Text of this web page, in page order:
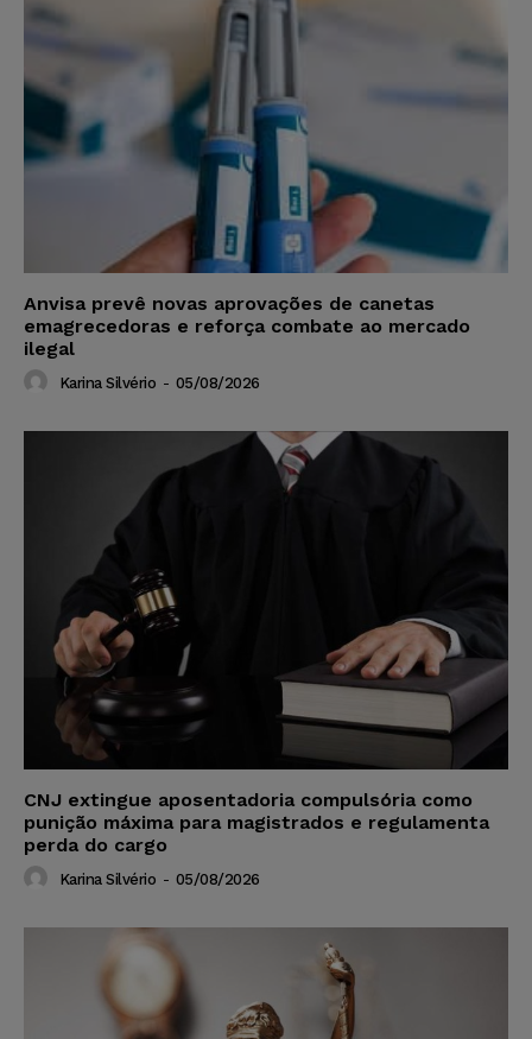
Anvisa prevê novas aprovações de canetas
emagrecedoras e reforça combate ao mercado
ilegal
Karina Silvério - 05/08/2026
CNJ extingue aposentadoria compulsória como
punição máxima para magistrados e regulamenta
perda do cargo
Karina Silvério - 05/08/2026